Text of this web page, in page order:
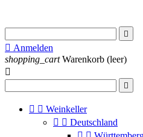

 Anmelden
shopping_cart Warenkorb (leer)


  Weinkeller
  Deutschland